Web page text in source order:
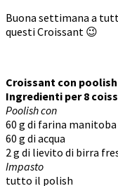
Buona settimana a
questi Croissant 😉
Croissant con poolish
Ingredienti per 8
Poolish con
60 g di farina manitoba
60 g di acqua
2 g di lievito di birra
Impasto
tutto il polish